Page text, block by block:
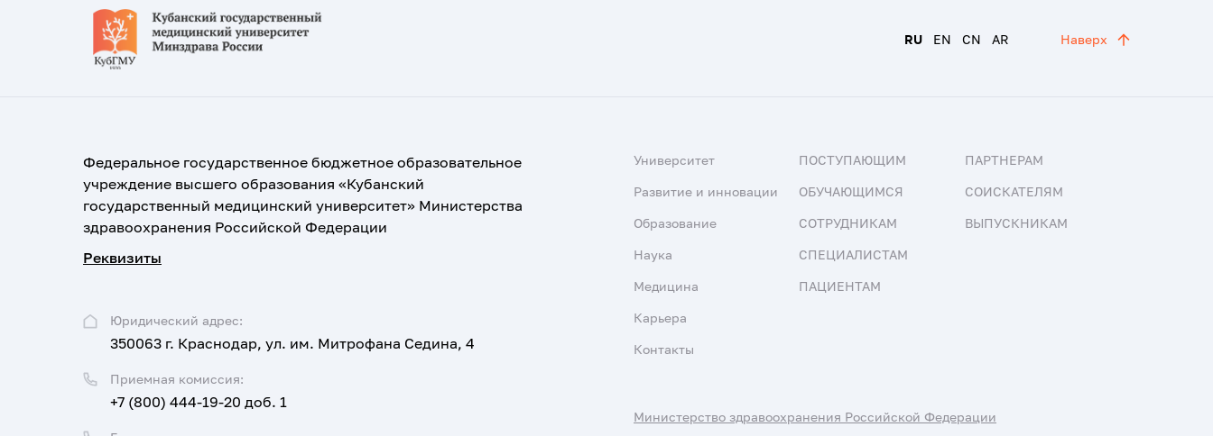
RU EN CN AR Наверх
Федеральное государственное бюджетное образовательное
учреждение высшего образования «Кубанский
государственный медицинский университет» Министерства
здравоохранения Российской Федерации
Реквизиты
Юридический адрес:
350063 г. Краснодар, ул. им. Митрофана Седина, 4
Приемная комиссия:
+7 (800) 444-19-20 доб. 1
Университет
Развитие и инновации
Образование
Наука
Медицина
Карьера
Контакты
ПОСТУПАЮЩИМ
ОБУЧАЮЩИМСЯ
СОТРУДНИКАМ
СПЕЦИАЛИСТАМ
ПАЦИЕНТАМ
ПАРТНЕРАМ
СОИСКАТЕЛЯМ
ВЫПУСКНИКАМ
Министерство здравоохранения Российской Федерации